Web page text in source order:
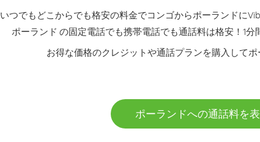
いつでもどこからでも格安の料金でコンゴからポーランドに
ポーランド の固定電話でも携帯電話でも通話料は格安！1分
お得な価格のクレジットや通話プランを購入してポ
ポーランドへの通話料を